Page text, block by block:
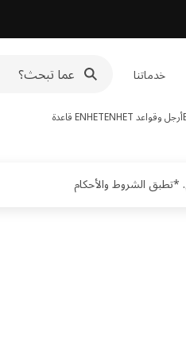
خدماتنا
أرجل وقواعد ENHET ENHET قاعدة